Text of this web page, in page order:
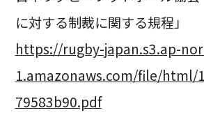
に対する制裁に関する規程」
https://rugby-japan.s3.ap-
1.amazonaws.com/file/html/
79583b90.pdf